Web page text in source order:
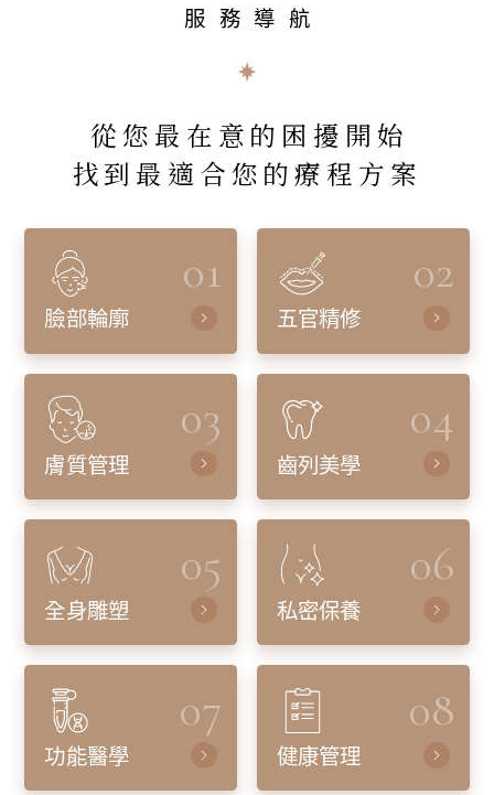
服務導航
從您最在意的困擾開始
找到最適合您的療程方案
01
臉部輪廓
02
五官精修
03
膚質管理
04
齒列美學
05
全身雕塑
06
私密保養
07
功能醫學
08
健康管理